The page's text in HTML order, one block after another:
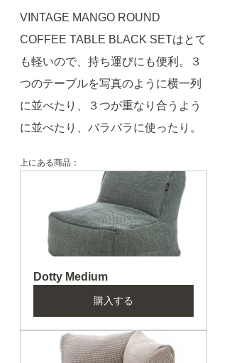
VINTAGE MANGO ROUND
COFFEE TABLE BLACK SETはとて
も軽いので、持ち運びにも便利。３
つのテーブルを写真のように横一列
に並べたり、３つが重なり合うよう
に並べたり、バラバラに使ったり。
上にある商品：
Dotty Medium
購入する